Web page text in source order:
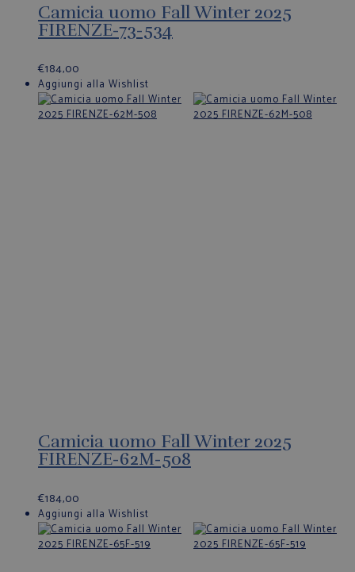
Camicia uomo Fall Winter 2025
FIRENZE-73-534
€184,00
Aggiungi alla Wishlist
Camicia uomo Fall Winter 2025
FIRENZE-62M-508
€184,00
Aggiungi alla Wishlist